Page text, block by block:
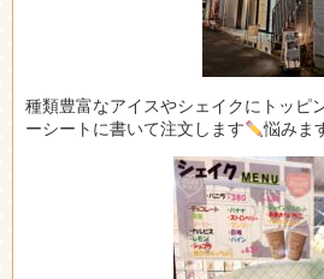
種類豊富なアイスやシェイクにトッピ
ーシートに書いて注文します
悩みま